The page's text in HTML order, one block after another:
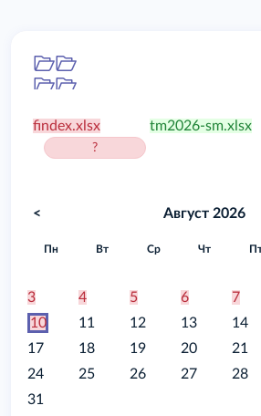
findex.xlsx
?
tm2026-sm.xlsx
< Август 2026
Пн Вт Ср Чт
3
4 5 6 7
10
11 12 13 14
17
18 19 20 21
24
25 26 27 28
31